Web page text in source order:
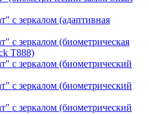
с зеркалом (адаптивная
с зеркалом (биометрическая
T888)
с зеркалом (биометрический
с зеркалом (биометрический
с зеркалом (биометрический